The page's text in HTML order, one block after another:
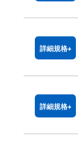
詳細規格
詳細規格